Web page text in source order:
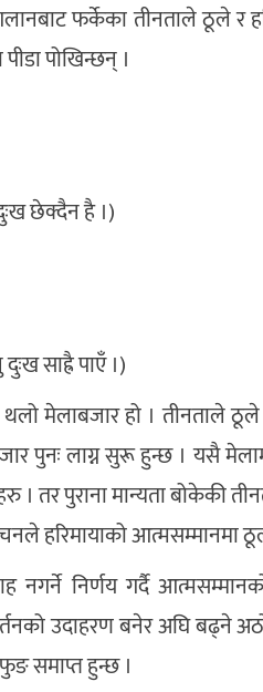
फर्केका तीनताले ठूले र
पोखिन्छन् ।
छेक्दैन है ।)
साह्रै पाएँ ।)
मेलाबजार हो । तीनताले
पुनः लाग्न सुरू हुन्छ । यसै
। तर पुराना मान्यता बोकेकी
हरिमायाको आत्मसम्मानमा
नगर्ने निर्णय गर्दै
उदाहरण बनेर अघि बढ्ने
समाप्त हुन्छ ।